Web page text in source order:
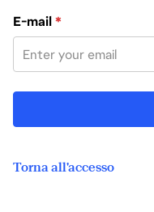
Reimposta la password
E-mail*
Torna all'accesso